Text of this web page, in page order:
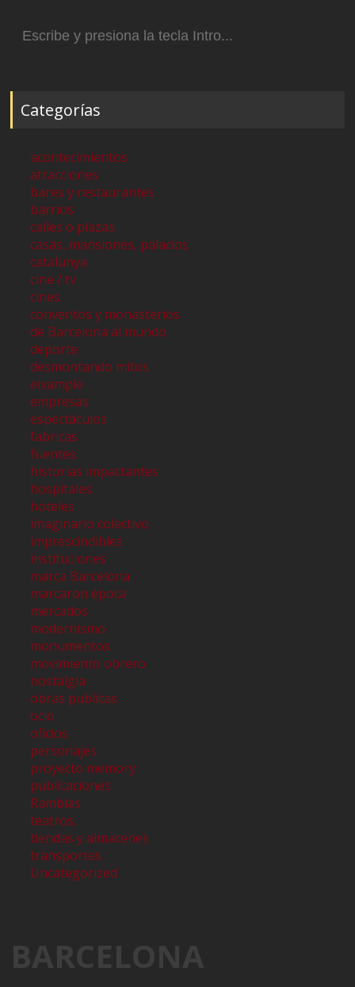
Categorías
acontecimientos
atracciones
bares y restaurantes
barrios
calles o plazas
casas, mansiones, palacios
catalunya
cine / tv
cines
conventos y monasterios
de Barcelona al mundo
deporte
desmontando mitos
eixample
empresas
espectáculos
fabricas
fuentes
historias impactantes
hospitales
hoteles
imaginario colectivo
imprescindibles
instituciones
marca Barcelona
marcaron época
mercados
modernismo
monumentos
movimiento obrero
nostalgia
obras publicas
ocio
oficios
personajes
proyecto memory
publicaciones
Ramblas
teatros,
tiendas y almacenes
transportes
Uncategorized
BARCELONA